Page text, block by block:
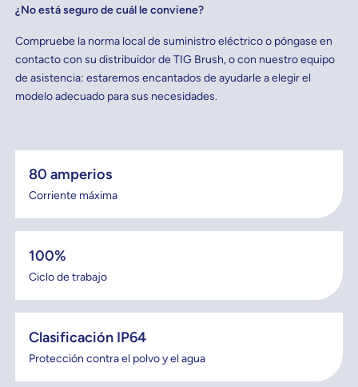
¿No está seguro de cuál le conviene?
Compruebe la norma local de suministro eléctrico o póngase en
contacto con su distribuidor de TIG Brush, o con nuestro equipo
de asistencia: estaremos encantados de ayudarle a elegir el
modelo adecuado para sus necesidades.
80 amperios
Corriente máxima
100%
Ciclo de trabajo
Clasificación IP64
Protección contra el polvo y el agua